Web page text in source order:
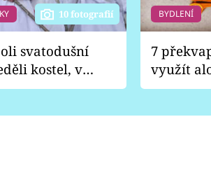
10 fotografií
svatodušní
kostel, v
BYDLENÍ
7
využít